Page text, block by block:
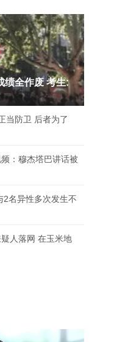
绩全作废 考生:
当防卫 后者为了
：穆杰塔巴讲话被
2名异性多次发生不
人落网 在玉米地